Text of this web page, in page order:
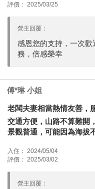
評價： 2025/03/25
營主回覆：
感恩您的支持，一次
務，倍感榮幸
傅*琳 小姐
老闆夫妻相當熱情友善，
交通方便，山路不算難開
景觀普通，可能因為海拔
入住： 2024/05/04
評價： 2025/03/02
營主回覆：